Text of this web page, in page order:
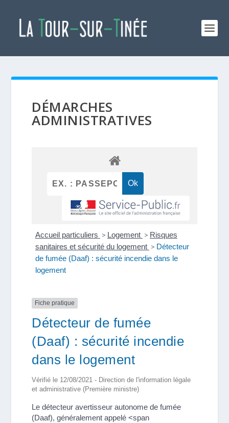
DÉMARCHES
ADMINISTRATIVES
Accueil particuliers > Logement > Risques
sanitaires et sécurité du logement > Détecteur
de fumée (Daaf) : sécurité incendie dans le
logement
Fiche pratique
Détecteur de fumée
(Daaf) : sécurité incendie
dans le logement
Vérifié le 12/08/2021 - Direction de l'information légale
et administrative (Première ministre)
Le détecteur avertisseur autonome de fumée
(Daaf), généralement appelé <span